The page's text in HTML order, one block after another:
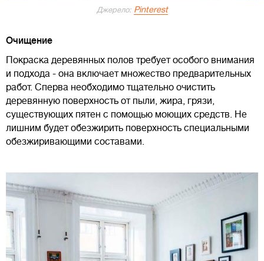
Джерело: Pinterest
Очищение
Покраска деревянных полов требует особого внимания
и подхода - она включает множество предварительных
работ. Сперва необходимо тщательно очистить
деревянную поверхность от пыли, жира, грязи,
существующих пятен с помощью моющих средств. Не
лишним будет обезжирить поверхность специальными
обезжиривающими составами.